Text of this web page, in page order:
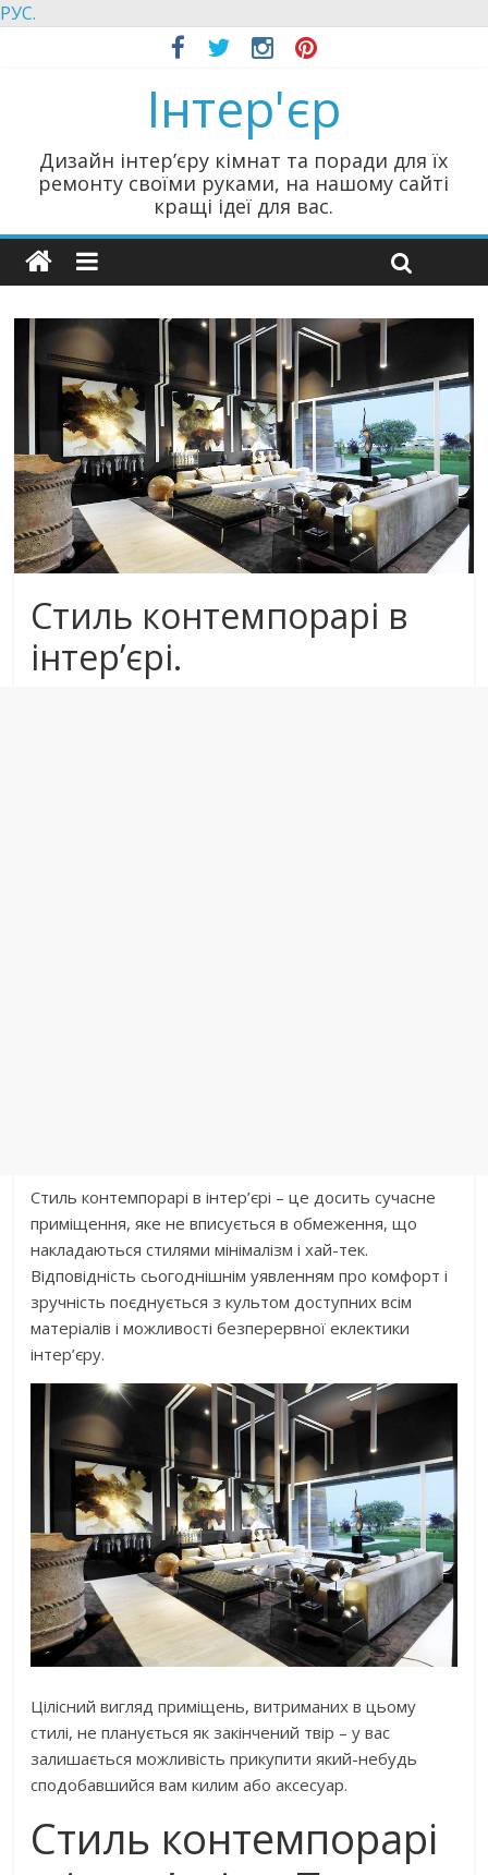
РУС.
Інтер'єр
Дизайн інтер’єру кімнат та поради для їх
ремонту своїми руками, на нашому сайті
кращі ідеї для вас.
Стиль контемпорарі в
інтер’єрі.
Стиль контемпорарі в інтер’єрі – це досить сучасне
приміщення, яке не вписується в обмеження, що
накладаються стилями мінімалізм і хай-тек.
Відповідність сьогоднішнім уявленням про комфорт і
зручність поєднується з культом доступних всім
матеріалів і можливості безперервної еклектики
інтер’єру.
Цілісний вигляд приміщень, витриманих в цьому
стилі, не планується як закінчений твір – у вас
залишається можливість прикупити який-небудь
сподобавшийся вам килим або аксесуар.
Стиль контемпорарі